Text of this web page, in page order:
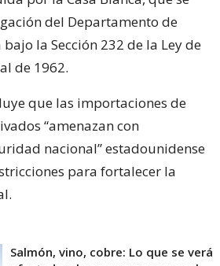
“amenazan con
nacional” estadounidense
para fortalecer la
afectado y lo que no por arancel
de 12,5% que impuso Trump a
que abarcan al polisilicio,